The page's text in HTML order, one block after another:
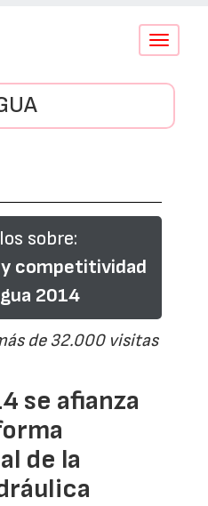
Conmutar
sobre:
competitividad
2014
de 32.000 visitas
se afianza
de la